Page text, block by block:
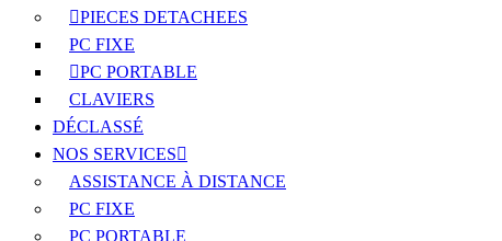
PIECES DETACHEES
PC FIXE
PC PORTABLE
CLAVIERS
DÉCLASSÉ
NOS SERVICES
ASSISTANCE À DISTANCE
PC FIXE
PC PORTABLE